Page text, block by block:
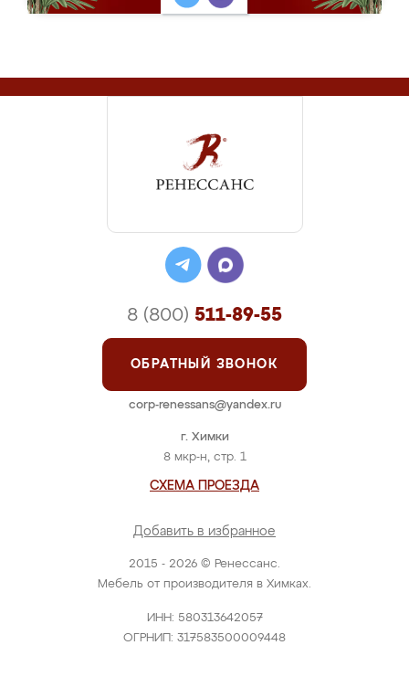
2015 - 2026 © Ренессанс.
Мебель от производителя в Химках.
ИНН: 580313642057
ОГРНИП: 317583500009448
г. Химки
8 мкр-н, стр. 1
СХЕМА ПРОЕЗДА
Добавить в избранное
8 (800) 511-89-55
ОБРАТНЫЙ ЗВОНОК
corp-renessans@yandex.ru